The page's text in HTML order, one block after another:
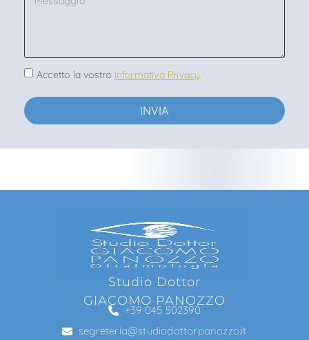
Accetto la vostra Informativa Privacy
INVIA
Studio Dottor
GIACOMO PANOZZO
+39 045 502390
segreteria@studiodottorpanozzo.it